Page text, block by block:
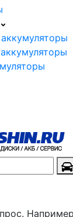
Например